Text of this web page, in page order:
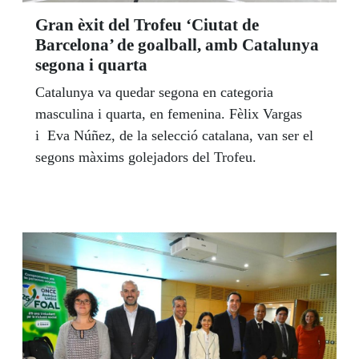
Gran èxit del Trofeu ‘Ciutat de
Barcelona’ de goalball, amb Catalunya
segona i quarta
Catalunya va quedar segona en categoria
masculina i quarta, en femenina. Fèlix Vargas
i Eva Núñez, de la selecció catalana, van ser el
segons màxims golejadors del Trofeu.